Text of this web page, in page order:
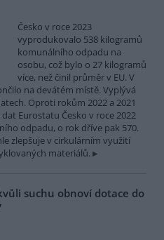
Česko v roce 2023
vyprodukovalo 538 kilogramů
komunálního odpadu na
osobu, což bylo o 27 kilogramů
více, než činil průměr v EU. V
na devátém místě. Vyplývá
Oproti rokům 2022 a 2021
Eurostatu Česko v roce 2022
odpadu, o rok dříve pak 570.
zlepšuje v cirkulárním využití
materiálů.
suchu obnoví dotace do